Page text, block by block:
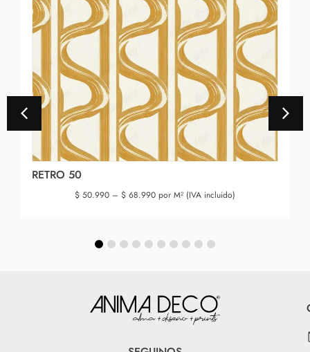
RETRO 50
$ 50.990 – $ 68.990 por M² (IVA incluido)